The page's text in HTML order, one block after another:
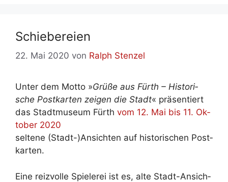
Schie­be­rei­en
22. Mai 2020 von Ralph Stenzel
Un­ter dem Mot­to »Grü­ße aus Fürth – His­to­ri­
sche Post­kar­ten zei­gen die Stadt« prä­sen­tiert
das Stadt­mu­se­um Fürth vom 12. Mai bis 11. Ok­
to­ber 2020
sel­te­ne (Stadt-)Ansichten auf his­to­ri­schen Post­
kar­ten.
Ei­ne reiz­vol­le Spie­le­rei ist es, al­te Stadt-An­sich­